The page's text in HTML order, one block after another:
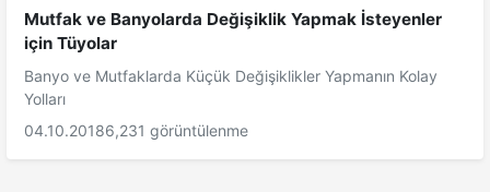
Mutfak ve Banyolarda Değişiklik Yapmak İsteyenler
için Tüyolar
Banyo ve Mutfaklarda Küçük Değişiklikler Yapmanın Kolay
Yolları
04.10.20186,231 görüntülenme